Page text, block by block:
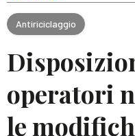
Antiriciclaggio
operatori
le